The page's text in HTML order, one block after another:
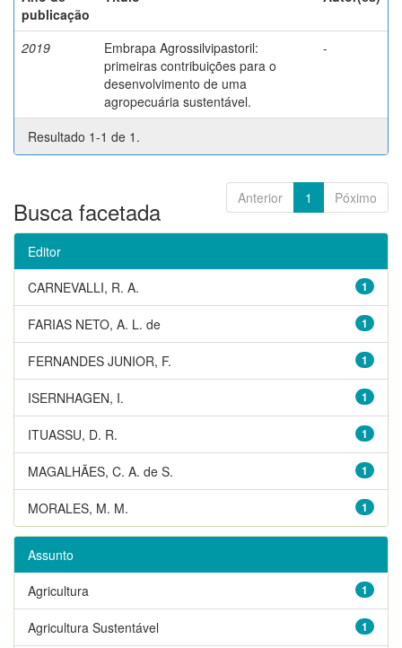
publicação
2019
Embrapa Agrossilvipastoril:
primeiras contribuições para o
desenvolvimento de uma
agropecuária sustentável.
-
Resultado 1-1 de 1.
Anterior 1 Póximo
Busca facetada
Editor
1
CARNEVALLI, R. A.
1
FARIAS NETO, A. L. de
1
FERNANDES JUNIOR, F.
1
ISERNHAGEN, I.
1
ITUASSU, D. R.
1
MAGALHÃES, C. A. de S.
1
MORALES, M. M.
Assunto
1
Agricultura
1
Agricultura Sustentável